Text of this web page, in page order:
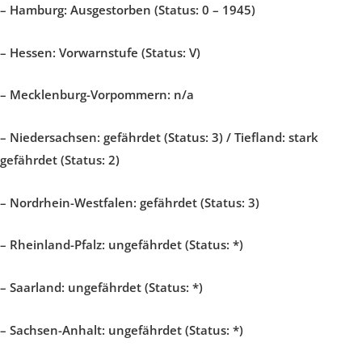
– Hamburg: Ausgestorben (Status: 0 – 1945)
– Hessen: Vorwarnstufe (Status: V)
– Mecklenburg-Vorpommern: n/a
– Niedersachsen: gefährdet (Status: 3) / Tiefland: stark
gefährdet (Status: 2)
– Nordrhein-Westfalen: gefährdet (Status: 3)
– Rheinland-Pfalz: ungefährdet (Status: *)
– Saarland: ungefährdet (Status: *)
– Sachsen-Anhalt: ungefährdet (Status: *)